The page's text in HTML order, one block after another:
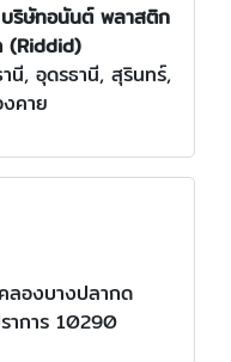
ริษัทอนันต์ พลาสติก
(Riddid)
นี, อุดรธานี, สุรินทร์,
คาย
องบางปลากด
าการ 10290